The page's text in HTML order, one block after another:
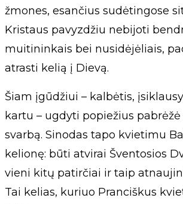
žmones, esančius sudėtingose
Kristaus pavyzdžiu nebijoti
muitininkais bei nusidėjėliais,
atrasti kelią į Dievą.
Šiam įgūdžiui – kalbėtis,
kartu – ugdyti popiežius
svarbą. Sinodas tapo kvietimu
kelionę: būti atvirai Šventosios
vieni kitų patirčiai ir taip
Tai kelias, kuriuo Pranciškus